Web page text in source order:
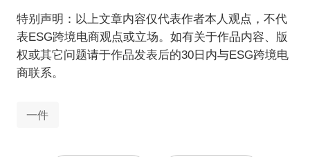
特别声明：以上文章内容仅代表作者本人观点，不代
表ESG跨境电商观点或立场。如有关于作品内容、版
权或其它问题请于作品发表后的30日内与ESG跨境电
商联系。
一件